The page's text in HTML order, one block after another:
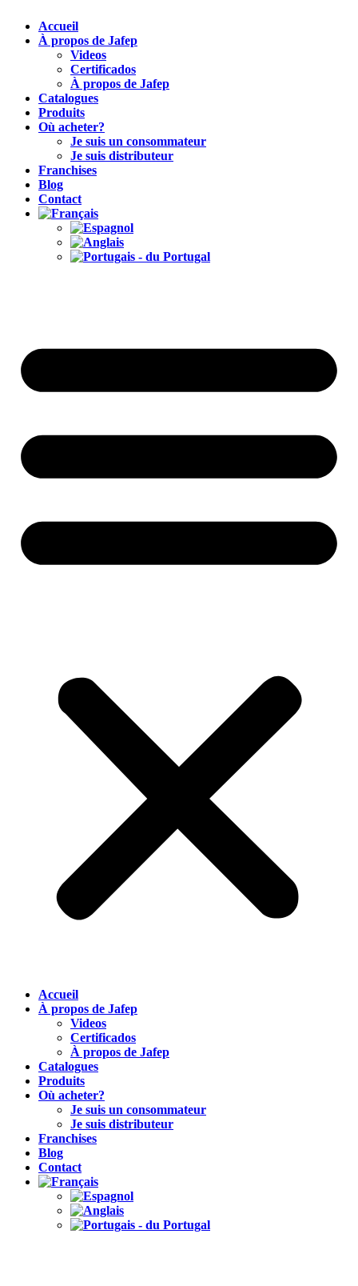
Accueil
À propos de Jafep
Videos
Certificados
À propos de Jafep
Catalogues
Produits
Où acheter?
Je suis un consommateur
Je suis distributeur
Franchises
Blog
Contact
Accueil
À propos de Jafep
Videos
Certificados
À propos de Jafep
Catalogues
Produits
Où acheter?
Je suis un consommateur
Je suis distributeur
Franchises
Blog
Contact